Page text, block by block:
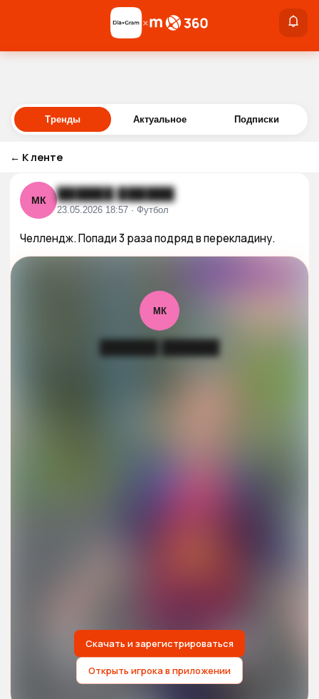
Войти
×
Тренды Актуальное Подписки
← К ленте
МК ██████ ██████
23.05.2026 18:57 · Футбол
Челлендж. Попади 3 раза подряд в перекладину.
МК
██████ ██████
Скачать и зарегистрироваться
Открыть игрока в приложении